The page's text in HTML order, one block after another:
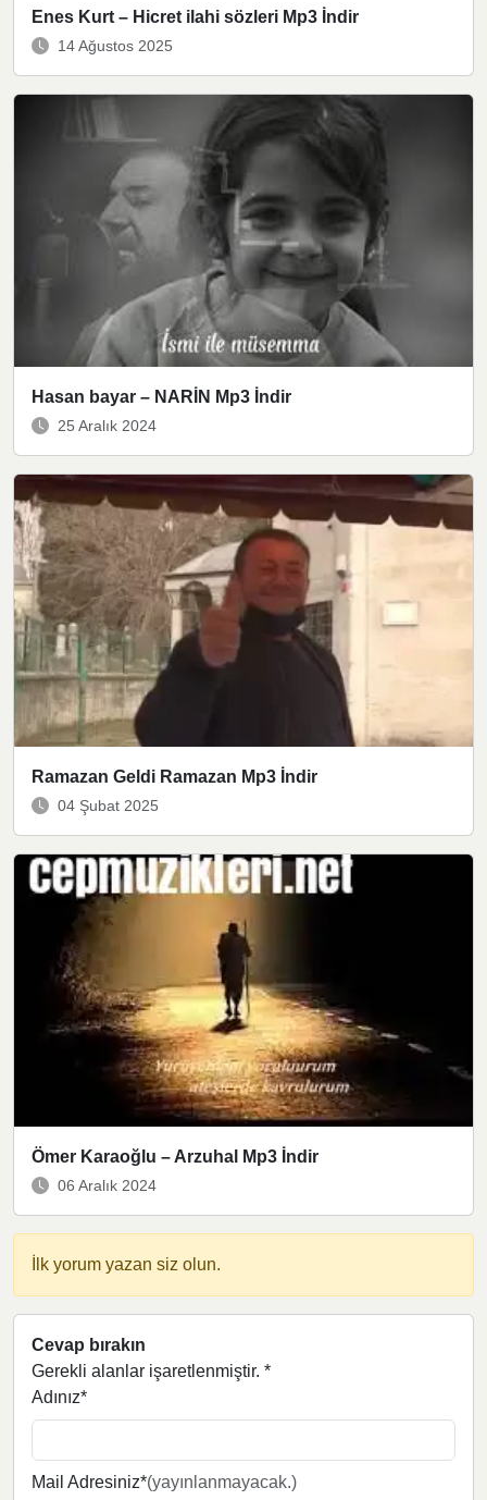
Enes Kurt – Hicret ilahi sözleri Mp3 İndir
14 Ağustos 2025
Hasan bayar – NARİN Mp3 İndir
25 Aralık 2024
Ramazan Geldi Ramazan Mp3 İndir
04 Şubat 2025
Ömer Karaoğlu – Arzuhal Mp3 İndir
06 Aralık 2024
İlk yorum yazan siz olun.
Cevap bırakın
Gerekli alanlar işaretlenmiştir. *
Adınız*
Mail Adresiniz*(yayınlanmayacak.)